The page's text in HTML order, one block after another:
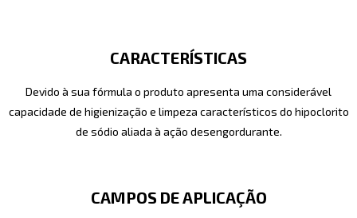
CARACTERÍSTICAS
Devido à sua fórmula o produto apresenta uma considerável
capacidade de higienização e limpeza característicos do hipoclorito
de sódio aliada à ação desengordurante.
CAMPOS DE APLICAÇÃO